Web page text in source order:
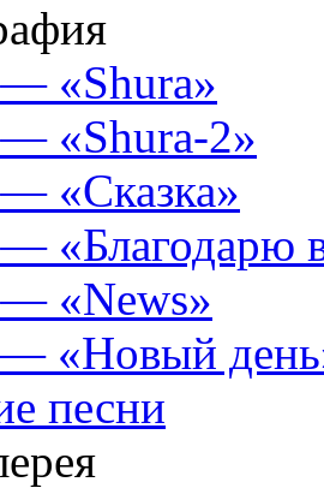
«Shura»
«Shura-2»
«Сказка»
«Благодарю
«News»
«Новый
песни